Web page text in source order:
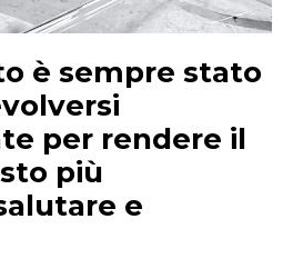
è sempre stato
per rendere il
più
e